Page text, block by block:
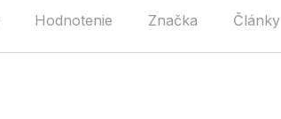
Hodnotenie Značka Články